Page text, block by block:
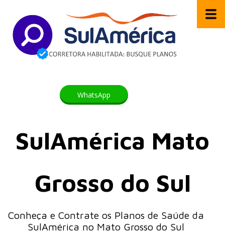
WhatsApp
SulAmérica Mato
Grosso do Sul
Conheça e Contrate os Planos de Saúde da
SulAmérica no Mato Grosso do Sul